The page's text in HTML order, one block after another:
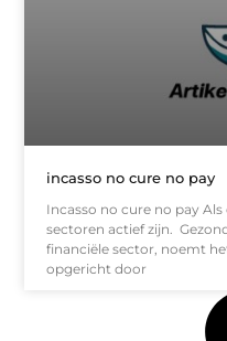
incasso no cure no pay
Incasso no cure no pay
sectoren actief zijn.
financiële sector, noemt
opgericht door